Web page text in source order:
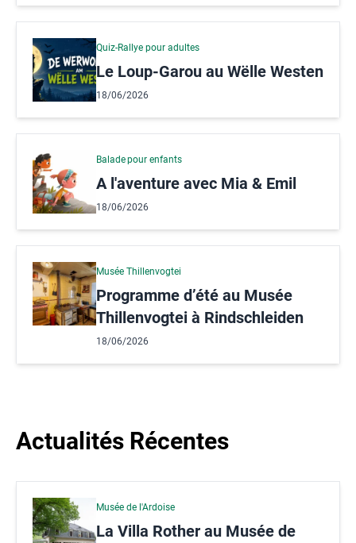
Quiz-Rallye pour adultes
Le Loup-Garou au Wëlle Westen
18/06/2026
Balade pour enfants
A l'aventure avec Mia & Emil
18/06/2026
Musée Thillenvogtei
Programme d’été au Musée
Thillenvogtei à Rindschleiden
18/06/2026
Actualités Récentes
Musée de l'Ardoise
La Villa Rother au Musée de